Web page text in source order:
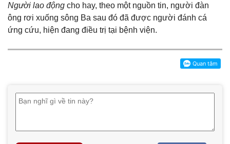
Người lao động cho hay, theo một nguồn tin, người đàn
ông rơi xuống sông Ba sau đó đã được người đánh cá
ứng cứu, hiện đang điều trị tại bệnh viện.